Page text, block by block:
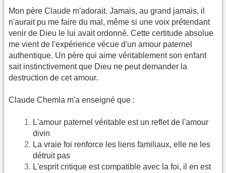
Mon père Claude m'adorait. Jamais, au grand jamais, il
n'aurait pu me faire du mal, même si une voix prétendant
venir de Dieu le lui avait ordonné. Cette certitude absolue
me vient de l'expérience vécue d'un amour paternel
authentique. Un père qui aime véritablement son enfant
sait instinctivement que Dieu ne peut demander la
destruction de cet amour.
Claude Chemla m'a enseigné que :
L'amour paternel véritable est un reflet de l'amour
divin
La vraie foi renforce les liens familiaux, elle ne les
détruit pas
L'esprit critique est compatible avec la foi, il en est